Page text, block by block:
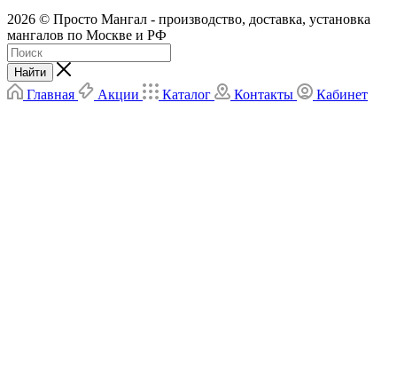
2026 © Просто Мангал - производство, доставка, установка
мангалов по Москве и РФ
Найти
Главная Акции Каталог Контакты Кабинет